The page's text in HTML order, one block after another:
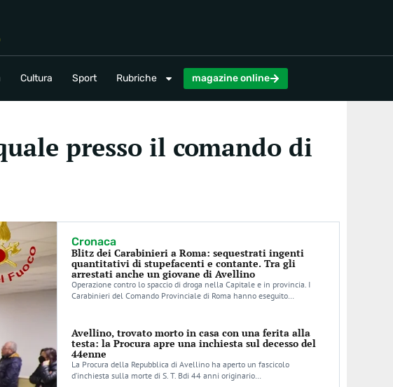
Cultura Sport Rubriche magazine online
Rubriche
presso il comando di
Cronaca
Blitz dei Carabinieri a Roma: sequestrati ingenti
quantitativi di stupefacenti e contante. Tra gli
arrestati anche un giovane di Avellino
Operazione contro lo spaccio di droga nella Capitale e in provincia. I
Carabinieri del Comando Provinciale di Roma hanno eseguito…
Avellino, trovato morto in casa con una ferita alla
testa: la Procura apre una inchiesta sul decesso del
44enne
La Procura della Repubblica di Avellino ha aperto un fascicolo
d’inchiesta sulla morte di S. T. Bdi 44 anni originario…